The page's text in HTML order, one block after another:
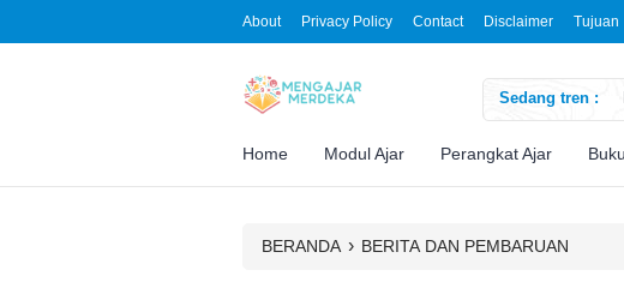
About Privacy Policy Contact Disclaimer Tujuan
Sedang tren :
Home Modul Ajar Perangkat Ajar
BERANDA › BERITA DAN PEMBARUAN